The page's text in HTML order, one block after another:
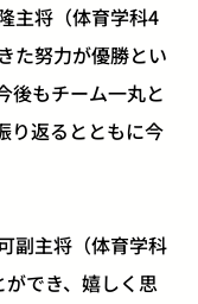
主将（体育学科4
た努力が優勝とい
後もチーム一丸と
り返るとともに今
副主将（体育学科
でき、嬉しく思